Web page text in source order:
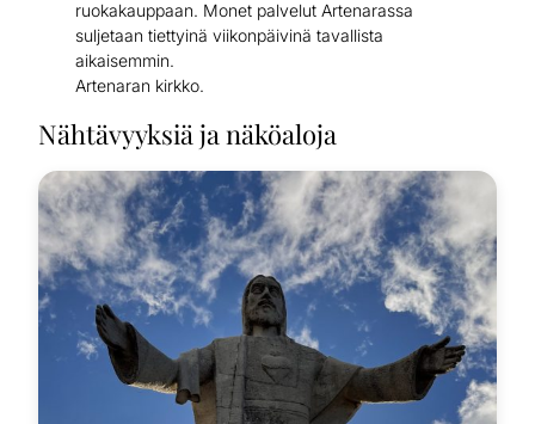
ruokakauppaan. Monet palvelut Artenarassa
suljetaan tiettyinä viikonpäivinä tavallista
aikaisemmin.
Artenaran kirkko.
Nähtävyyksiä ja näköaloja